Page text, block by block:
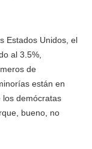
Estados Unidos, el
al 3.5%,
de
están en
los demócratas
bueno, no